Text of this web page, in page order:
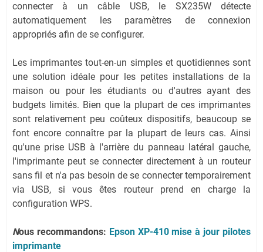
connecter à un câble USB, le SX235W détecte
automatiquement les paramètres de connexion
appropriés afin de se configurer.
Les imprimantes tout-en-un simples et quotidiennes sont
une solution idéale pour les petites installations de la
maison ou pour les étudiants ou d'autres ayant des
budgets limités. Bien que la plupart de ces imprimantes
sont relativement peu coûteux dispositifs, beaucoup se
font encore connaître par la plupart de leurs cas. Ainsi
qu'une prise USB à l'arrière du panneau latéral gauche,
l'imprimante peut se connecter directement à un routeur
sans fil et n'a pas besoin de se connecter temporairement
via USB, si vous êtes routeur prend en charge la
configuration WPS.
Nous recommandons: Epson XP-410 mise à jour pilotes
imprimante